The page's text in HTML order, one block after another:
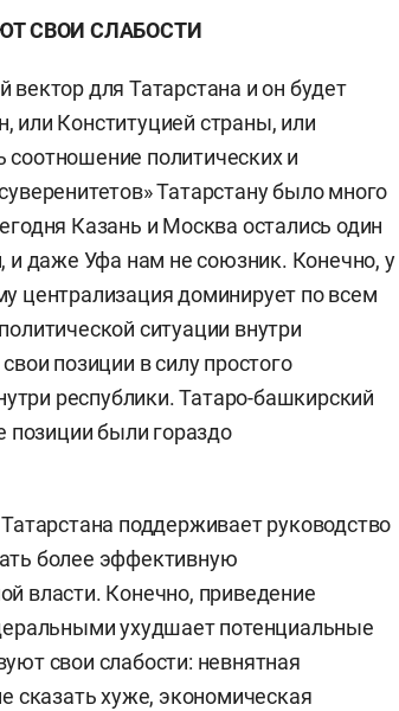
СВОИ СЛАБОСТИ
для Татарстана и он будет
или Конституцией страны, или
политических и
Татарстану было много
Казань и Москва остались один
и даже Уфа нам не союзник. Конечно, у
централизация доминирует по всем
ситуации внутри
позиции в силу простого
республики. Татаро-башкирский
позиции были гораздо
поддерживает руководство
более эффективную
власти. Конечно, приведение
ухудшает потенциальные
свои слабости: невнятная
сказать хуже, экономическая